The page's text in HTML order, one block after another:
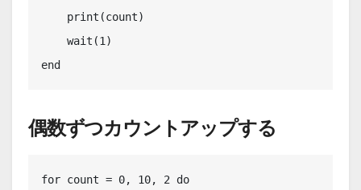
end
偶数ずつカウントアップする
for count = 0, 10, 2 do